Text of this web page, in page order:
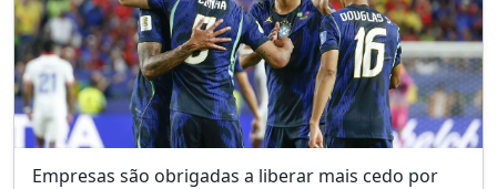
Empresas são obrigadas a liberar mais cedo por